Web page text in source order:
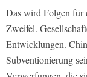
Das wird Folgen für
Zweifel.
Entwicklungen.
Subventionierung